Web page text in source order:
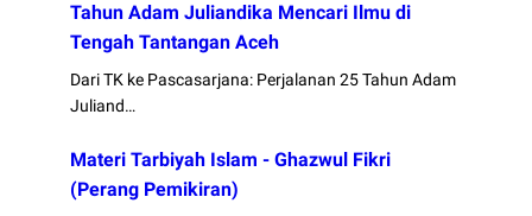
Tahun Adam Juliandika Mencari Ilmu di
Tengah Tantangan Aceh
Dari TK ke Pascasarjana: Perjalanan 25 Tahun Adam
Juliand…
Materi Tarbiyah Islam - Ghazwul Fikri
(Perang Pemikiran)